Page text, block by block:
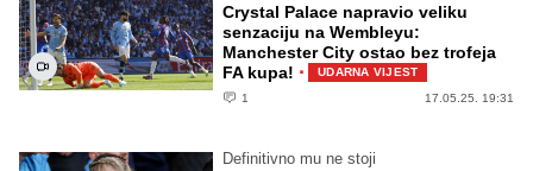
Crystal Palace napravio veliku
senzaciju na Wembleyu:
Manchester City ostao bez trofeja
FA kupa! ·
UDARNA VIJEST
1
17.05.25. 19:31
Definitivno mu ne stoji